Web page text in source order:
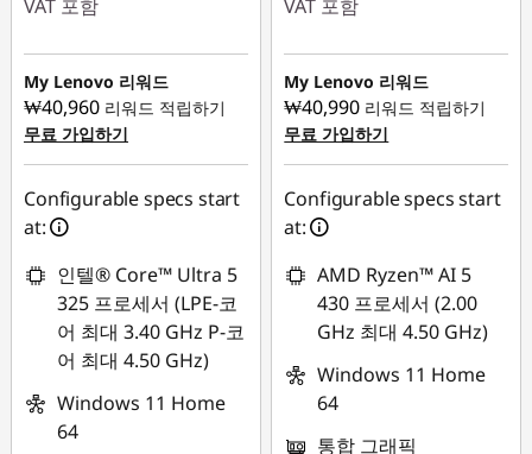
VAT 포함
즉시 할인: :-
₩644,058
My Lenovo 리워드
₩40,960 리워드 적립하기
무료 가입하기
Configurable specs start
at:
인텔® Core™ Ultra 5
325 프로세서 (LPE-코
어 최대 3.40 GHz P-코
어 최대 4.50 GHz)
Windows 11 Home
64
VAT 포함
즉시 할인: :-
₩900,000
My Lenovo 리워드
₩40,990 리워드 적립하기
무료 가입하기
Configurable specs start
at:
AMD Ryzen™ AI 5
430 프로세서 (2.00
GHz 최대 4.50 GHz)
Windows 11 Home
64
통합 그래픽